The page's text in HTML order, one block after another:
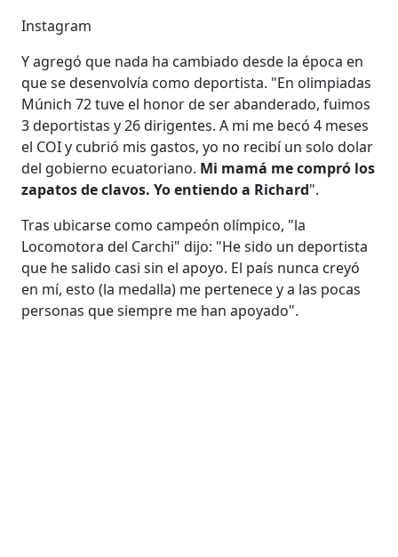
Instagram
Y agregó que nada ha cambiado desde la época en
que se desenvolvía como deportista. "En olimpiadas
Múnich 72 tuve el honor de ser abanderado, fuimos
3 deportistas y 26 dirigentes. A mi me becó 4 meses
el COI y cubrió mis gastos, yo no recibí un solo dolar
del gobierno ecuatoriano. Mi mamá me compró los
zapatos de clavos. Yo entiendo a Richard".
Tras ubicarse como campeón olímpico, "la
Locomotora del Carchi" dijo: "He sido un deportista
que he salido casi sin el apoyo. El país nunca creyó
en mí, esto (la medalla) me pertenece y a las pocas
personas que siempre me han apoyado".